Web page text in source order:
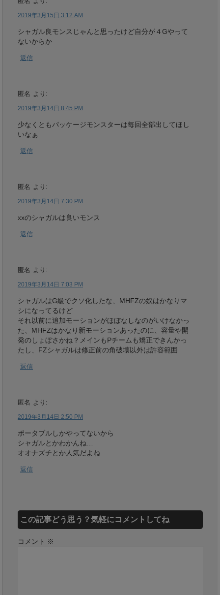
2019年3月15日 3:12 AM
シャガル良モンスじゃんと思ったけど自分が４Gやって
ないからか
返信
匿名 より:
2019年3月14日 8:45 PM
少なくともパッケージモンスターは毎回全部出してほし
いなぁ
返信
匿名 より:
2019年3月14日 7:30 PM
xxのシャガルは良いモンス
返信
匿名 より:
2019年3月14日 7:03 PM
シャガルはG級でクソ化したな、MHFZの奴はかなりマ
シになってるけど
それ以前に追加モーションがほぼなしなのがいけなかっ
た、MHFZはかなり新モーションあったのに、容量や開
発のしょぼさかね？メインもPチームも矯正できんかっ
たし、FZシャガルは修正前の角破壊以外は許容範囲
返信
匿名 より:
2019年3月14日 2:50 PM
ポータブルしかやってないから
シャガルとかわかんね…
オオナズチとか人気だよね
返信
この記事どう思う？気軽にコメントしてね
コメント ※